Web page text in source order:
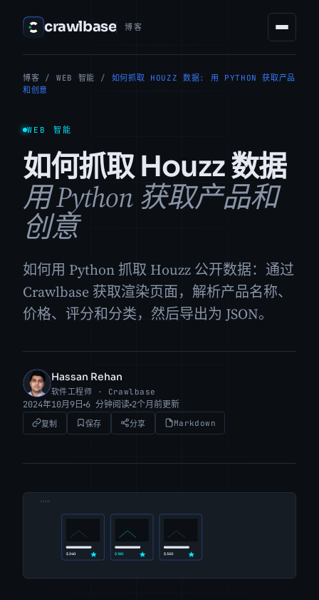
crawlbase 博客
博客 / WEB 智能 /
如何抓取 HOUZZ 数据: 用 PYTHON 获取产品
和创意
WEB 智能
如何抓取 Houzz 数据
用 Python 获取产品和
创意
如何用 Python 抓取 Houzz 公开数据：通过
Crawlbase 获取渲染页面，解析产品名称、
价格、评分和分类，然后导出为 JSON。
HR
Hassan Rehan
软件工程师 · Crawlbase
2024年10月9日 6 分钟阅读 2个月前更新
复制 保存 分享 Markdown